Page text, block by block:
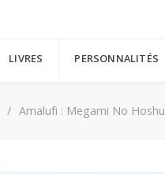
LIVRES PERSONNALITÉS
Amalufi : Megami No Hoshu